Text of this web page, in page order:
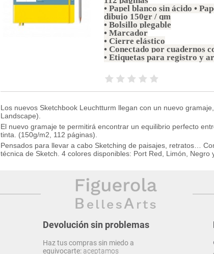
• Papel blanco sin ácido •
dibujo 150gr / qm
• Bolsillo plegable
• Marcador
• Cierre elástico
• Conectado por cuadernos
• Etiquetas para registro y
Los nuevos Sketchbook Leuchtturm llegan con un nuevo
Landscape).
El nuevo gramaje te permitirá encontrar un equilibrio perfecto
tinta. (150g/m2, 112 páginas).
Pensados para llevar a cabo Sketching de paisajes, retratos…
técnica de Sketch. 4 colores disponibles: Port Red, Limón, Negro
Devolución sin problemas
Haz tus compras sin miedo a
equivocarte:aceptamos